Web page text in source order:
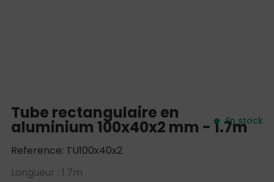
Tube rectangulaire en
aluminium 100x40x2 mm - 1.7m
Reference: TU100x40x2
Longueur : 1.7m
En stock